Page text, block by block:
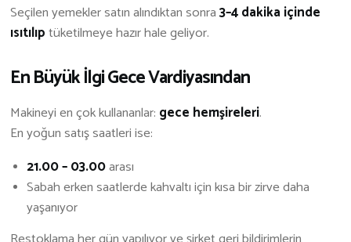
Seçilen yemekler satın alındıktan sonra3–4 dakika içinde
ısıtılıptüketilmeye hazır hale geliyor.
En Büyük İlgi Gece Vardiyasından
Makineyi en çok kullananlar: gece hemşireleri.
En yoğun satış saatleri ise:
21.00 – 03.00arası
Sabah erken saatlerde kahvaltı için kısa bir zirve daha
yaşanıyor